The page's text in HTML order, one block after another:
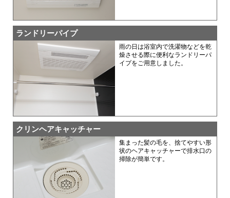
ランドリーパイプ
雨の日は浴室内で洗濯物などを乾
燥させる際に便利なランドリーパ
イプをご用意しました。
クリンヘアキャッチャー
集まった髪の毛を、捨てやすい形
状のヘアキャッチャーで排水口の
掃除が簡単です。